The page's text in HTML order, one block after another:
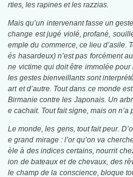
rties, les rapines et les razzias.
Mais qu’un intervenant fasse un
change est jugé violé, profané,
emple du commerce, ce lieu d’asile.
és hasardeux) n’est pas forcément
ne victime qui doit être immolée
les gestes bienveillants sont
art et d’autre. Tout dans ce monde
Birmanie contre les Japonais. Un
e cachait. Tout fait signe, mais on n’a
Le monde, les gens, tout fait peur.
e grand mirage : l’or qu’on va
èle à des indices certains, nourrit
ion de bateaux et de chevaux, des
le champ de la conscience, bloque